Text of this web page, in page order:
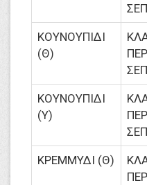
ΚΟΥΝΟΥΠΙΔΙ
(Θ)
ΚΟΥΝΟΥΠΙΔΙ
(Υ)
ΚΡΕΜΜΥΔΙ (Θ)